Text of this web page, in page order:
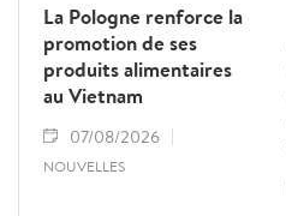
La Pologne renforce la
promotion de ses
produits alimentaires
au Vietnam
07/08/2026
NOUVELLES